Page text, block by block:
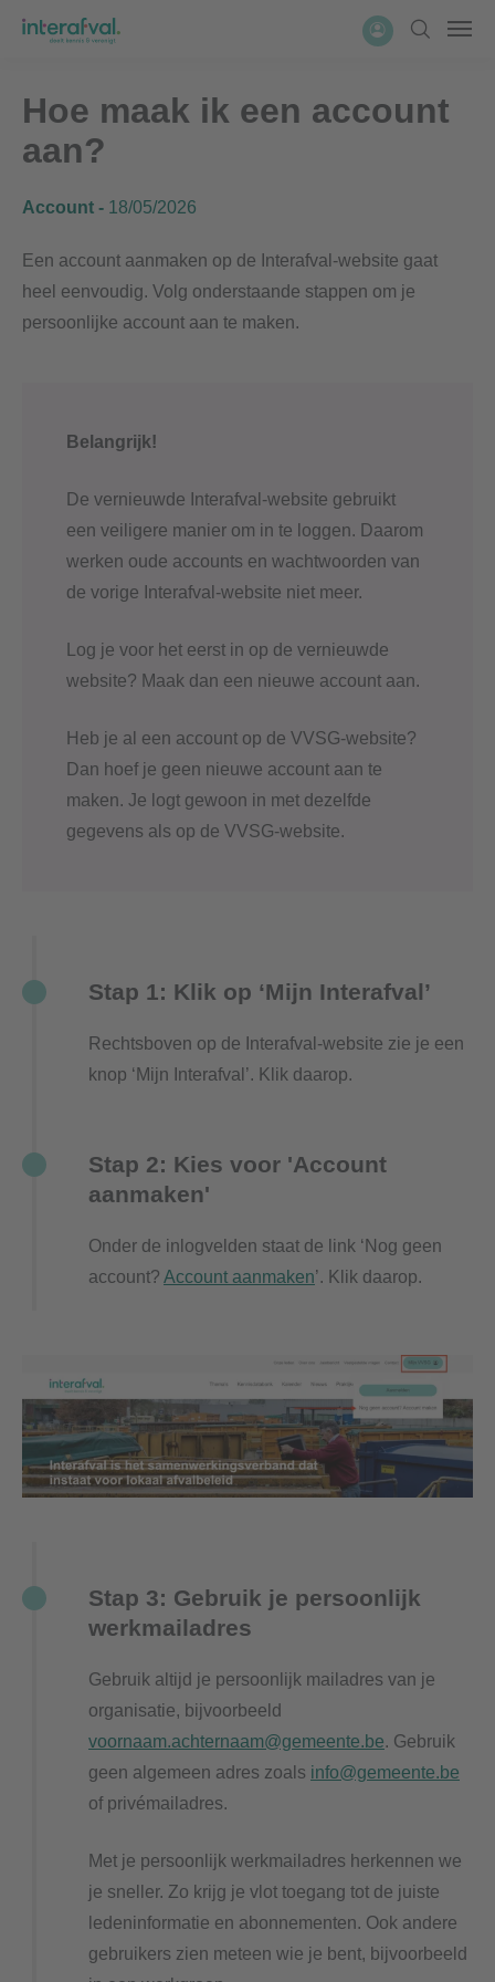
Overslaan
Account
Hoe maak ik een account
aan?
Account 18/05/2026
Een account aanmaken op de Interafval-website gaat
heel eenvoudig. Volg onderstaande stappen om je
persoonlijke account aan te maken.
Belangrijk!
De vernieuwde Interafval-website gebruikt
een veiligere manier om in te loggen. Daarom
werken oude accounts en wachtwoorden van
de vorige Interafval-website niet meer.
Log je voor het eerst in op de vernieuwde
website? Maak dan een nieuwe account aan.
Heb je al een account op de VVSG-website?
Dan hoef je geen nieuwe account aan te
maken. Je logt gewoon in met dezelfde
gegevens als op de VVSG-website.
Stap 1: Klik op ‘Mijn Interafval’
Rechtsboven op de Interafval-website zie je een
knop ‘Mijn Interafval’. Klik daarop.
Stap 2: Kies voor 'Account
aanmaken'
Onder de inlogvelden staat de link ‘Nog geen
account? Account aanmaken’. Klik daarop.
Stap 3: Gebruik je persoonlijk
werkmailadres
Gebruik altijd je persoonlijk mailadres van je
organisatie, bijvoorbeeld
voornaam.achternaam@gemeente.be. Gebruik
geen algemeen adres zoals info@gemeente.be
of privémailadres.
Met je persoonlijk werkmailadres herkennen we
je sneller. Zo krijg je vlot toegang tot de juiste
ledeninformatie en abonnementen. Ook andere
gebruikers zien meteen wie je bent, bijvoorbeeld